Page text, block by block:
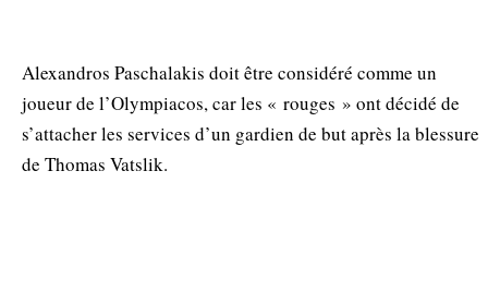
Alexandros Paschalakis doit être considéré comme un
joueur de l’Olympiacos, car les « rouges » ont décidé de
s’attacher les services d’un gardien de but après la blessure
de Thomas Vatslik.